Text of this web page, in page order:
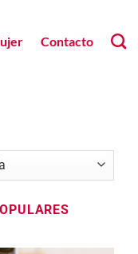
Contacto